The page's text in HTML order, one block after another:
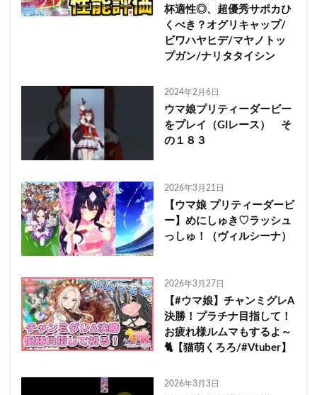
杯適性◎、超優秀サポカひ
くべき？オグリキャップ/
ビワハヤヒデ/マヤノトッ
プガン/ナリタタイシン
2024年2月6日
ウマ娘プリティーダービー
をプレイ（GIレース） そ
の１８３
2026年3月21日
【ウマ娘 プリティーダービ
ー】めにしゅき♡ラッシュ
っしゅ！（ヴィルシーナ）
2026年3月27日
【#ウマ娘】チャンミグレA
決勝！プラチナ目指して！
お疲れ様ルムマもするよ～
🐈【猫萌くろろ/#Vtuber】
2026年3月3日